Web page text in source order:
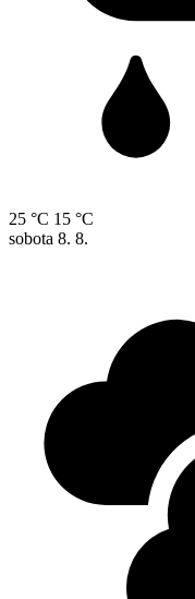
25 °C 15 °C
sobota 8. 8.